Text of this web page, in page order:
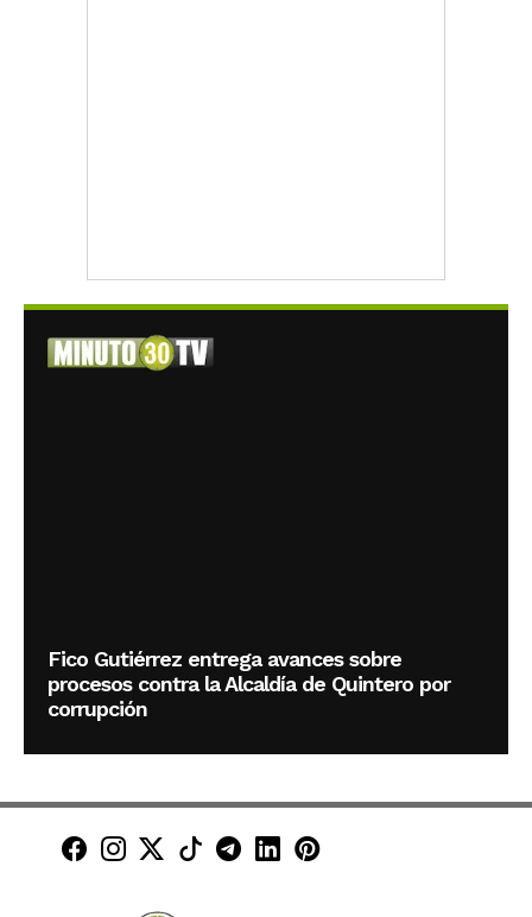
Fico Gutiérrez entrega avances sobre
procesos contra la Alcaldía de Quintero por
corrupción
Minuto30 en Facebook
Minuto30 en Instagram
Minuto30 en X (Twitter)
Minuto30 en TikTok
Canal de Minuto30 en
Minuto30 en LinkedIn
Minuto30 en